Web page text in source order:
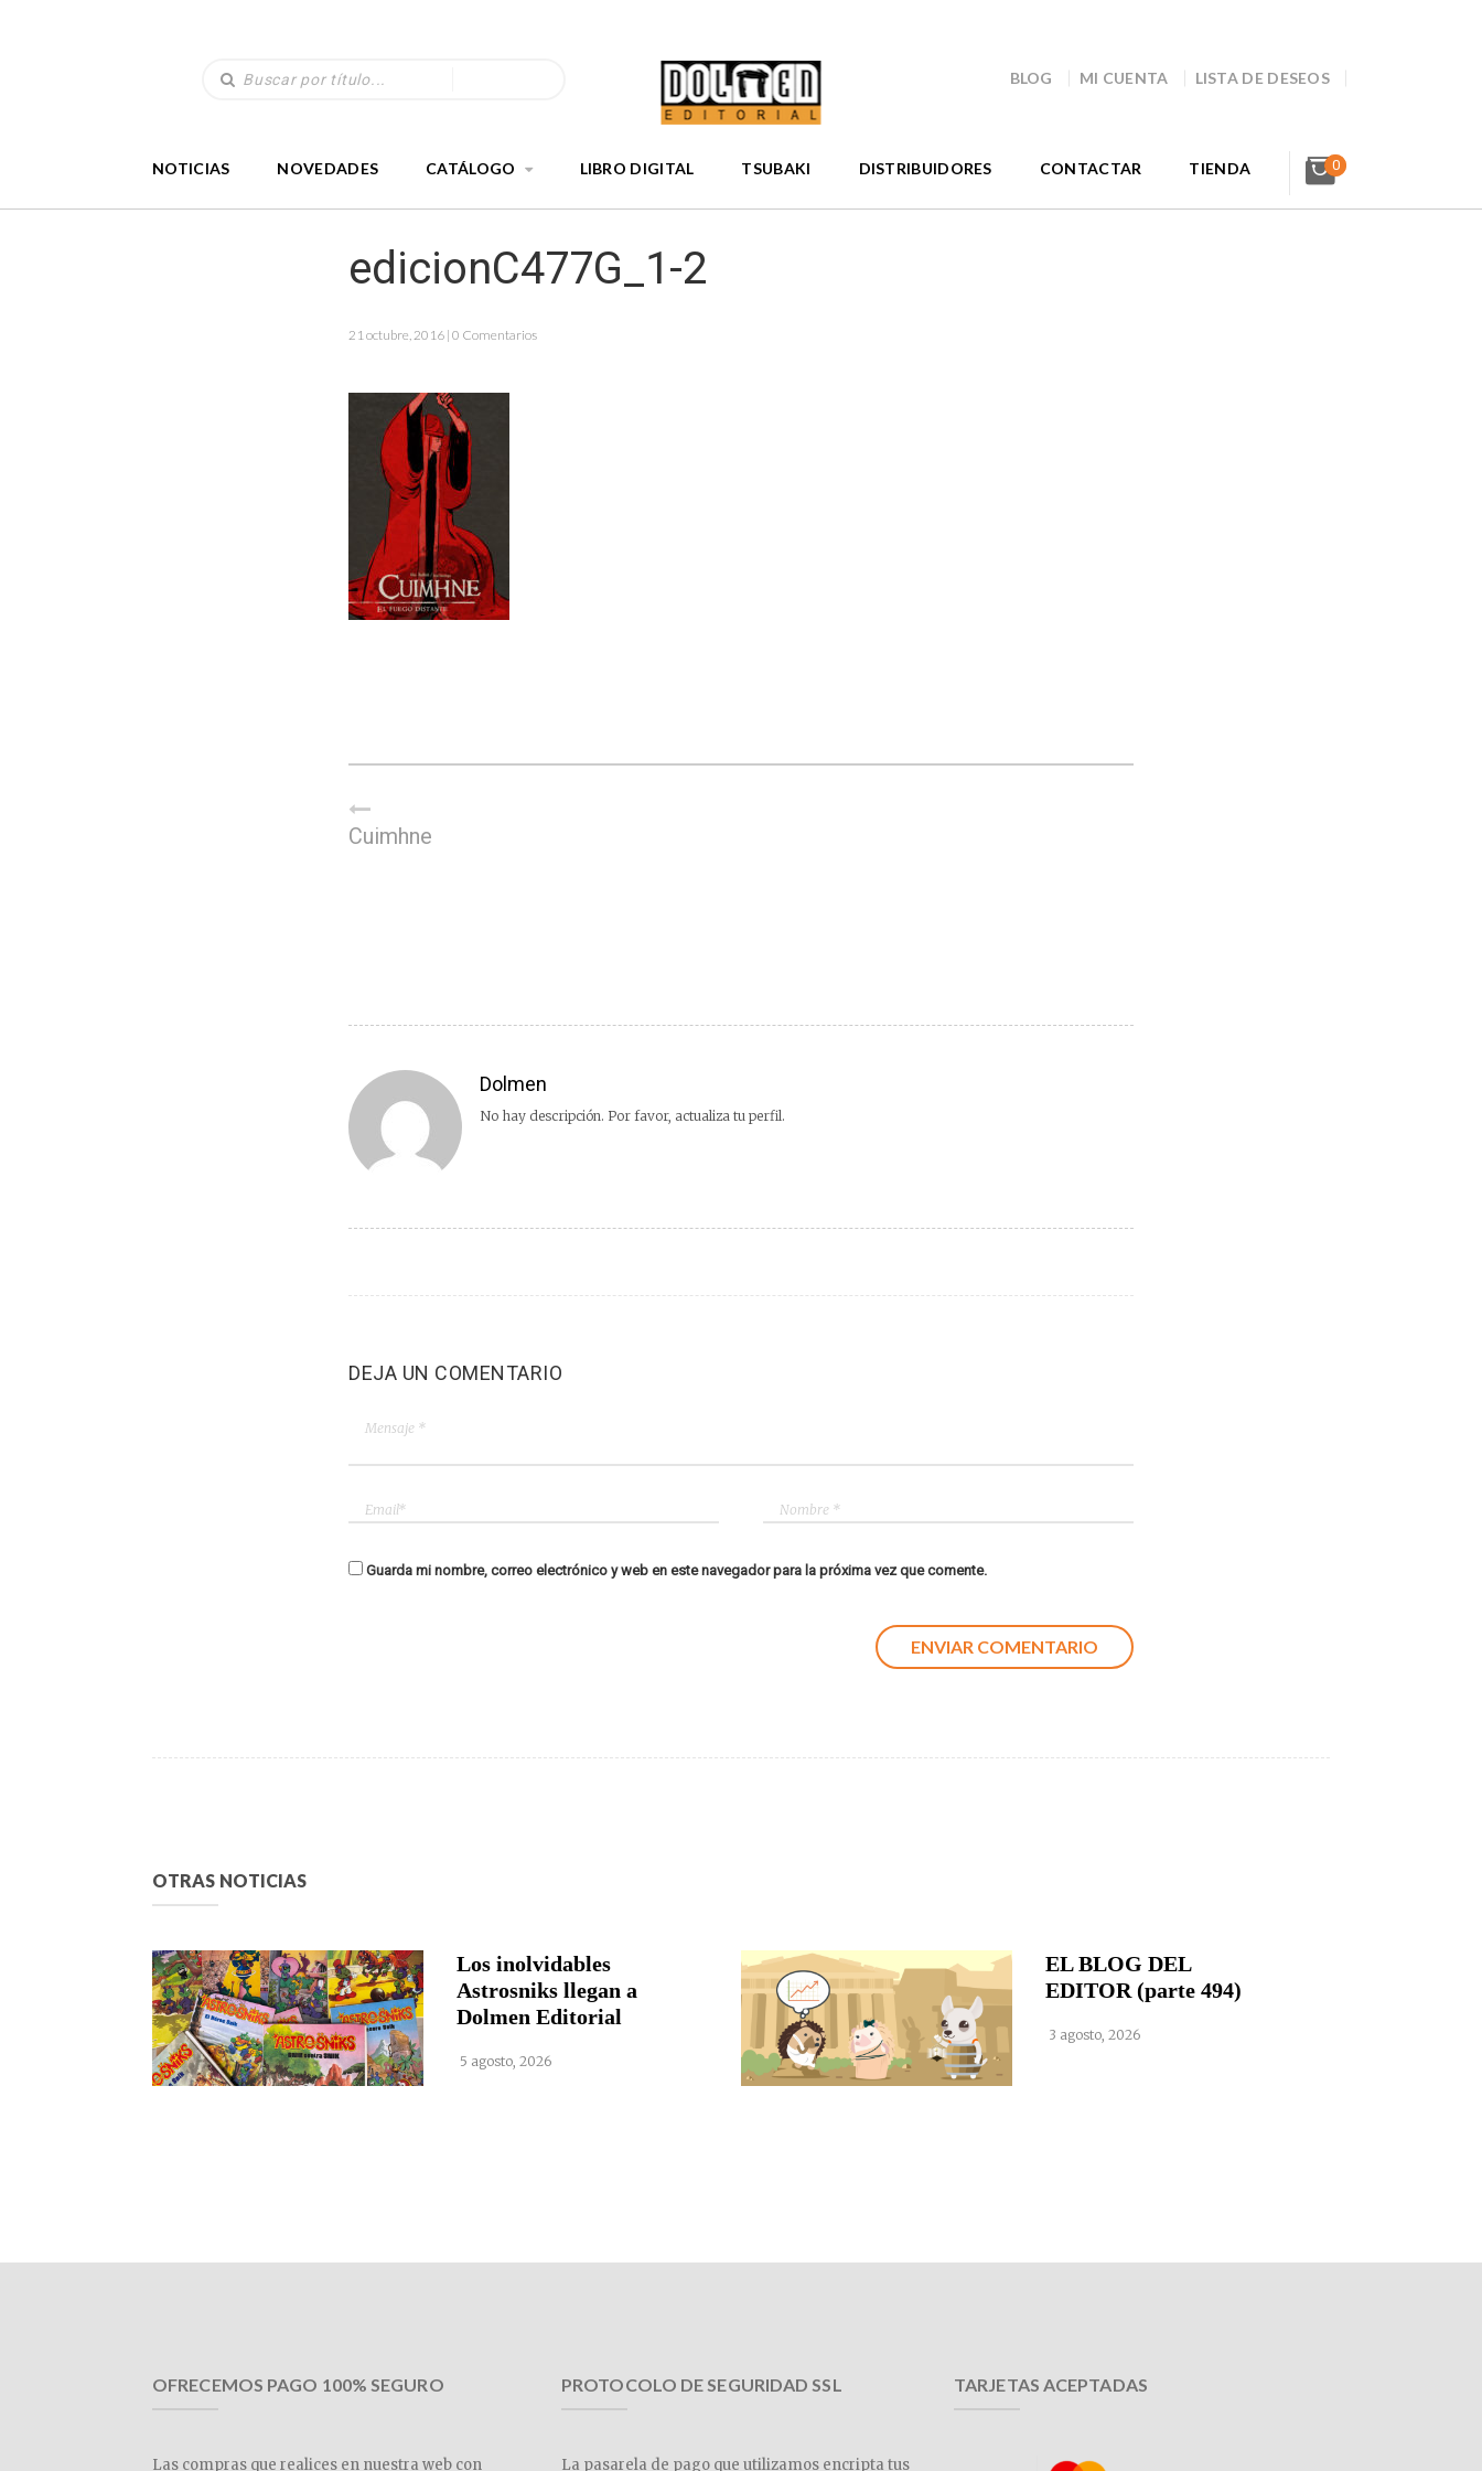
BLOG MI CUENTA LISTA DE DESEOS
NOTICIAS NOVEDADES CATÁLOGO LIBRO DIGITAL TSUBAKI DISTRIBUIDORES CONTACTAR TIENDA 0
edicionC477G_1-2
21 octubre, 2016 | 0 Comentarios
Cuimhne
Dolmen
No hay descripción. Por favor, actualiza tu perfil.
DEJA UN COMENTARIO
Guarda mi nombre, correo electrónico y web en este navegador para la próxima vez que comente.
OTRAS NOTICIAS
Los inolvidables
Astrosniks llegan a
Dolmen Editorial
5 agosto, 2026
EL BLOG DEL
EDITOR (parte 494)
3 agosto, 2026
OFRECEMOS PAGO 100% SEGURO
Las compras que realices en nuestra web con
PROTOCOLO DE SEGURIDAD SSL
La pasarela de pago que utilizamos encripta tus
TARJETAS ACEPTADAS